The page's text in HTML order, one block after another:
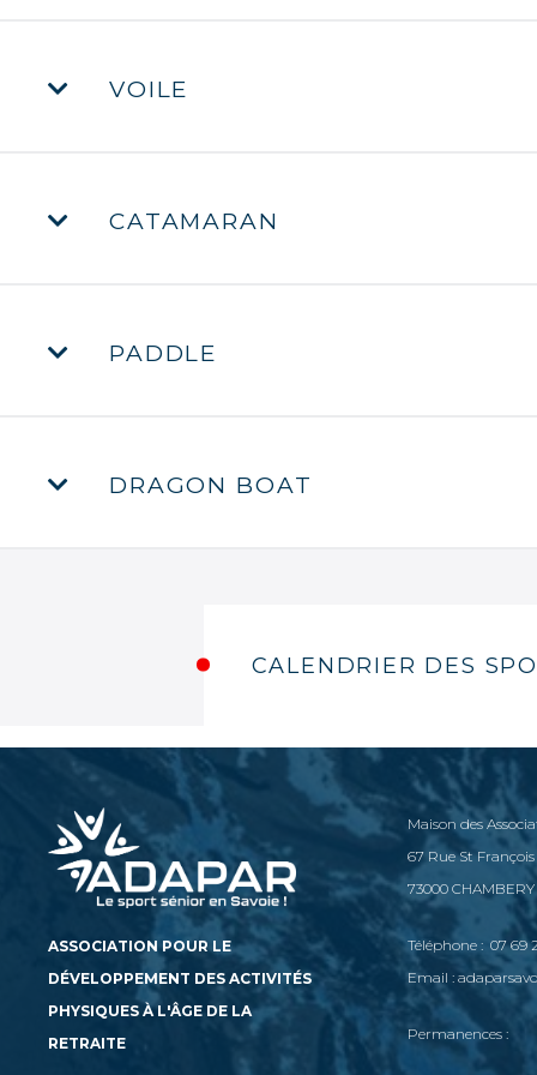
VOILE
CATAMARAN
PADDLE
DRAGON BOAT
CALENDRIER DES
ASSOCIATION POUR LE
DÉVELOPPEMENT DES ACTIVITÉS
PHYSIQUES À L'ÂGE DE LA
RETRAITE
Maison des
67 Rue St François
73000 CHAMBERY
Téléphone : 07 69
Email :
Permanences :